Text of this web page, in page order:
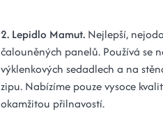
2. Lepidlo Mamut. Nejlepší,
čalouněných panelů. Používá se
výklenkových sedadlech a na
zipu. Nabízíme pouze vysoce
okamžitou přilnavostí.